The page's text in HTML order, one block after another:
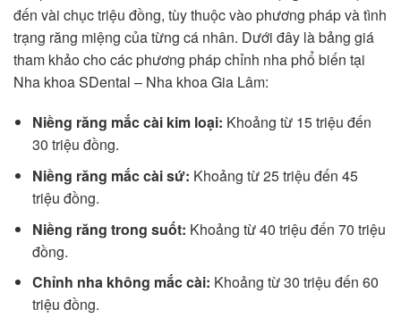
đến vài chục triệu đồng, tùy thuộc vào phương pháp và tình
trạng răng miệng của từng cá nhân. Dưới đây là bảng giá
tham khảo cho các phương pháp chỉnh nha phổ biến tại
Nha khoa SDental – Nha khoa Gia Lâm:
Niềng răng mắc cài kim loại: Khoảng từ 15 triệu đến
30 triệu đồng.
Niềng răng mắc cài sứ: Khoảng từ 25 triệu đến 45
triệu đồng.
Niềng răng trong suốt: Khoảng từ 40 triệu đến 70 triệu
đồng.
Chỉnh nha không mắc cài: Khoảng từ 30 triệu đến 60
triệu đồng.